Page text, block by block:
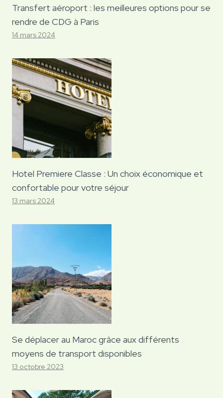
Transfert aéroport : les meilleures options pour se
rendre de CDG à Paris
14 mars 2024
Hotel Premiere Classe : Un choix économique et
confortable pour votre séjour
13 mars 2024
Se déplacer au Maroc grâce aux différents
moyens de transport disponibles
13 octobre 2023